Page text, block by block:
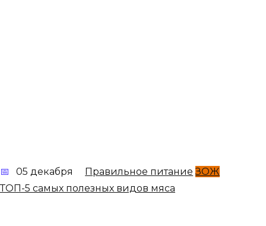
05 декабря Правильное питание ЗОЖ
ТОП-5 самых полезных видов мяса